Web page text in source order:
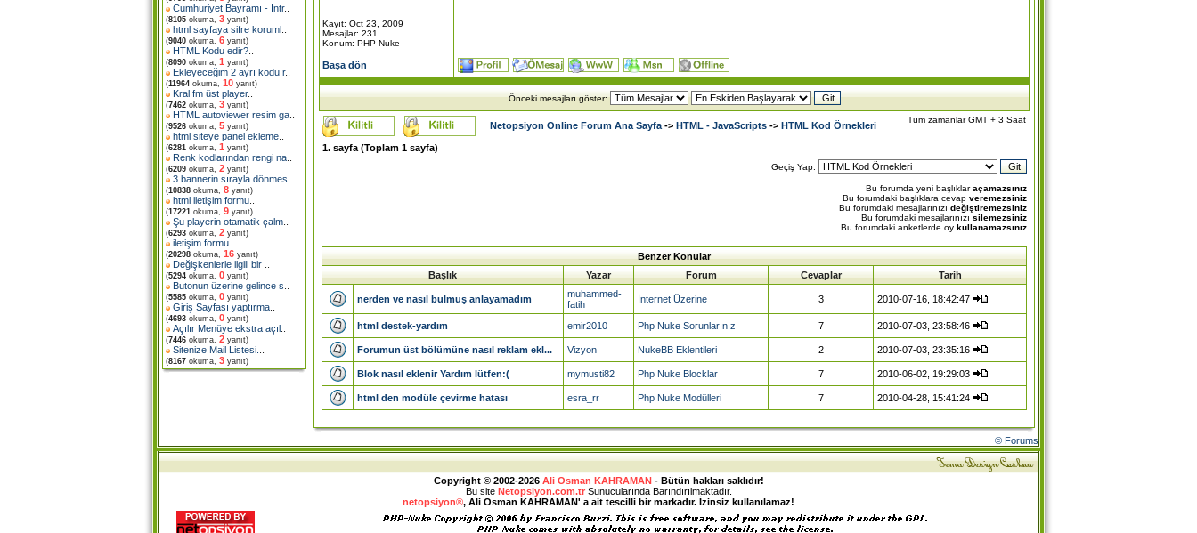
Cumhuriyet Bayramı - Intr..
(8105 okuma, 3 yanıt)
html sayfaya sifre koruml
(9040 okuma, 6 yanıt)
HTML Kodu edir?
(8090 okuma, 1 yanıt)
Ekleyeceğim 2 ayrı kodu r..
(11964 okuma, 10 yanıt)
Kral fm üst player..
(7462 okuma, 3 yanıt)
HTML autoviewer resim ga
(9526 okuma, 5 yanıt)
html siteye panel ekleme
(6281 okuma, 1 yanıt)
Renk kodlarından rengi na
(6209 okuma, 2 yanıt)
3 bannerin sırayla dönmes
(10838 okuma, 8 yanıt)
html iletişim formu
(17221 okuma, 9 yanıt)
Şu playerin otamatik çalm
(6293 okuma, 2 yanıt)
iletişim formu
(20298 okuma, 16 yanıt)
Değişkenlerle ilgili bir
(5294 okuma, 0 yanıt)
Butonun üzerine gelince s
(5585 okuma, 0 yanıt)
Giriş Sayfası yaptırma
(4693 okuma, 0 yanıt)
Açılır Menüye ekstra açıl
(7446 okuma, 2 yanıt)
Sitenize Mail Listesi.
(8167 okuma, 3 yanıt)
Kayıt: Oct 23, 2009
Mesajlar: 231
Konum: PHP Nuke
Başa dön
Önceki mesajları göster:
Netopsiyon Online Forum Ana Sayfa -> HTML - JavaScripts -> HTML Kod Örnekleri
Tüm zamanlar GMT + 3 Saat
1. sayfa (Toplam 1 sayfa)
Geçiş Yap:
Bu forumda yeni başlıklaraçamazsınız
Bu forumdaki başlıklara cevap veremezsiniz
Bu forumdaki mesajlarınızı değiştiremezsiniz
Bu forumdaki mesajlarınızı silemezsiniz
Bu forumdaki anketlerde oy kullanamazsınız
Benzer Konular
Başlık
Yazar Forum Cevaplar Tarih
nerden ve nasıl bulmuş anlayamadım
muhammed-
fatih
İnternet Üzerine 3 2010-07-16, 18:42:47
html destek-yardım emir2010 Php Nuke Sorunlarınız 7 2010-07-03, 23:58:46
Forumun üst bölümüne nasıl reklam ekl... Vizyon NukeBB Eklentileri 2 2010-07-03, 23:35:16
Blok nasıl eklenir Yardım lütfen:( mymusti82 Php Nuke Blocklar 7 2010-06-02, 19:29:03
html den modüle çevirme hatası esra_rr Php Nuke Modülleri 7 2010-04-28, 15:41:24
© Forums
Copyright © 2002-2026 Ali Osman KAHRAMAN- Bütün hakları saklıdır!
Bu site Netopsiyon.com.trSunucularında Barındırılmaktadır.
netopsiyon®, Ali Osman KAHRAMAN' a ait tescilli bir markadır. İzinsiz kullanılamaz!